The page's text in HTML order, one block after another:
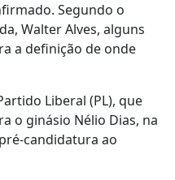
Segundo o
Walter Alves, alguns
a definição de onde
Liberal (PL), que
o ginásio Nélio Dias, na
candidatura ao